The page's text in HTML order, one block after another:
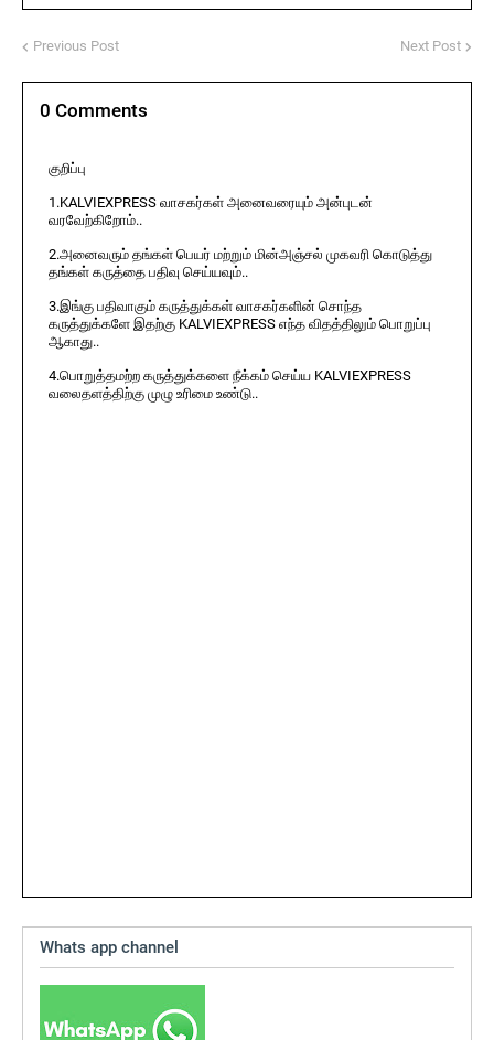
Previous Post Next Post
0 Comments
குறிப்பு
1.KALVIEXPRESS வாசகர்கள் அனைவரையும் அன்புடன்
வரவேற்கிறோம்..
2.அனைவரும் தங்கள் பெயர் மற்றும் மின்அஞ்சல் முகவரி கொடுத்து
தங்கள் கருத்தை பதிவு செய்யவும்..
3.இங்கு பதிவாகும் கருத்துக்கள் வாசகர்களின் சொந்த
கருத்துக்களே இதற்கு KALVIEXPRESS எந்த விதத்திலும் பொறுப்பு
ஆகாது..
4.பொறுத்தமற்ற கருத்துக்களை நீக்கம் செய்ய KALVIEXPRESS
வலைதளத்திற்கு முழு உரிமை உண்டு..
Whats app channel